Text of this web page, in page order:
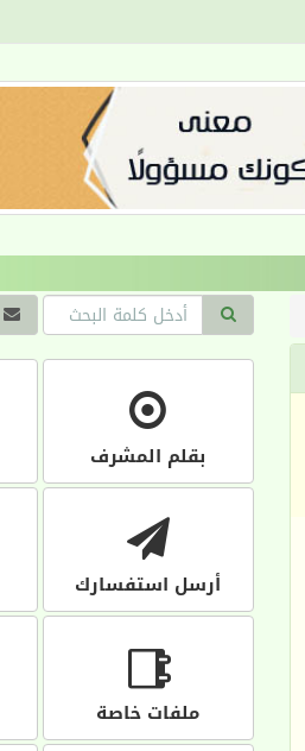
بقلم المشرف
أرسل استفسارك
ملفات خاصة